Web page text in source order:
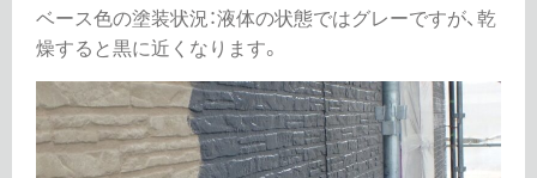
ベース色の塗装状況：液体の状態ではグレーですが、乾
燥すると黒に近くなります。